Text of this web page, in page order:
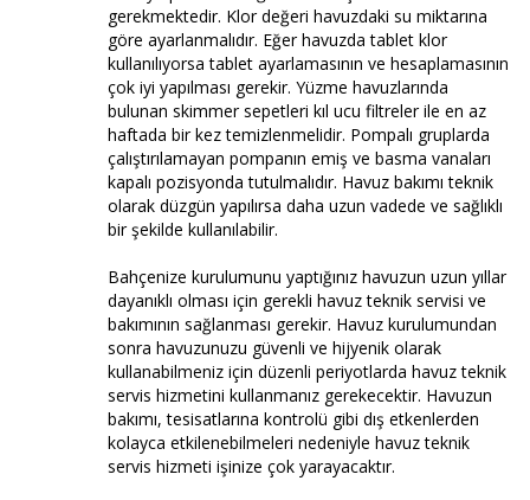
gerekmektedir. Klor değeri havuzdaki su miktarına
göre ayarlanmalıdır. Eğer havuzda tablet klor
kullanılıyorsa tablet ayarlamasının ve hesaplamasının
çok iyi yapılması gerekir. Yüzme havuzlarında
bulunan skimmer sepetleri kıl ucu filtreler ile en az
haftada bir kez temizlenmelidir. Pompalı gruplarda
çalıştırılamayan pompanın emiş ve basma vanaları
kapalı pozisyonda tutulmalıdır. Havuz bakımı teknik
olarak düzgün yapılırsa daha uzun vadede ve sağlıklı
bir şekilde kullanılabilir.
Bahçenize kurulumunu yaptığınız havuzun uzun yıllar
dayanıklı olması için gerekli havuz teknik servisi ve
bakımının sağlanması gerekir. Havuz kurulumundan
sonra havuzunuzu güvenli ve hijyenik olarak
kullanabilmeniz için düzenli periyotlarda havuz teknik
servis hizmetini kullanmanız gerekecektir. Havuzun
bakımı, tesisatlarına kontrolü gibi dış etkenlerden
kolayca etkilenebilmeleri nedeniyle havuz teknik
servis hizmeti işinize çok yarayacaktır.